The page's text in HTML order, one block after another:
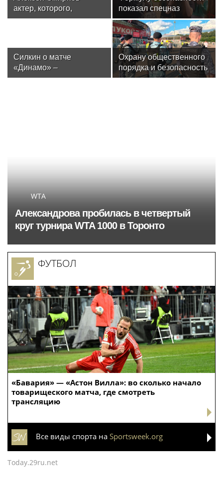
актер, которого,
надеюсь, еще не
показал спецназ
Росгвардии юным
динамовцам
Свердловской области
Силкин о матче
«Динамо» –
«Махачкала»: «Это
Охрану общественного
порядка и безопасность
на футбольном матче в
WTA
Александрова пробилась в четвертый
круг турнира WTA 1000 в Торонто
«Бавария» — «Астон Вилла»: во сколько начало
товарищеского матча, где смотреть
трансляцию
ФУТБОЛ
Все виды спорта на Sportsweek.org
Today.29ru.net